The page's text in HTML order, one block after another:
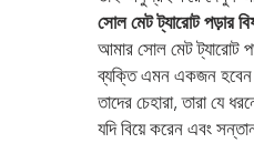
সোল মেট ট্যারোট পড়ার
আমার সোল মেট ট্যারোট
ব্যক্তি এমন একজন হবেন
তাদের চেহারা, তারা
যদি বিয়ে করেন এবং